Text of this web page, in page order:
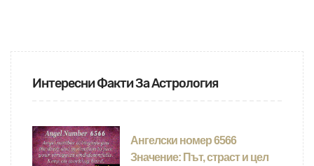
Интересни Факти За Астрология
Ангелски номер 6566
Значение: Път, страст и цел